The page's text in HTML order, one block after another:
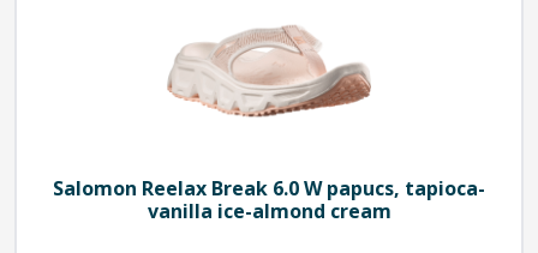
Salomon Reelax Break 6.0 W papucs, tapioca-
vanilla ice-almond cream